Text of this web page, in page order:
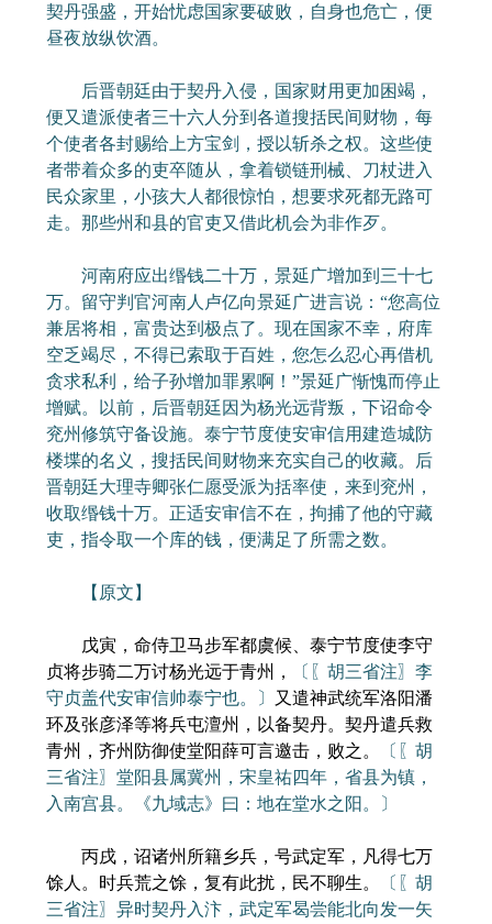
契丹强盛，开始忧虑国家要破败，自身也危亡，便
昼夜放纵饮酒。
后晋朝廷由于契丹入侵，国家财用更加困竭，
便又遣派使者三十六人分到各道搜括民间财物，每
个使者各封赐给上方宝剑，授以斩杀之权。这些使
者带着众多的吏卒随从，拿着锁链刑械、刀杖进入
民众家里，小孩大人都很惊怕，想要求死都无路可
走。那些州和县的官吏又借此机会为非作歹。
河南府应出缗钱二十万，景延广增加到三十七
万。留守判官河南人卢亿向景延广进言说：“您高位
兼居将相，富贵达到极点了。现在国家不幸，府库
空乏竭尽，不得已索取于百姓，您怎么忍心再借机
贪求私利，给子孙增加罪累啊！”景延广惭愧而停止
增赋。以前，后晋朝廷因为杨光远背叛，下诏命令
兖州修筑守备设施。泰宁节度使安审信用建造城防
楼堞的名义，搜括民间财物来充实自己的收藏。后
晋朝廷大理寺卿张仁愿受派为括率使，来到兖州，
收取缗钱十万。正适安审信不在，拘捕了他的守藏
吏，指令取一个库的钱，便满足了所需之数。
【原文】
戊寅，命侍卫马步军都虞候、泰宁节度使李守
贞将步骑二万讨杨光远于青州，
〔〖胡三省注〗李
守贞盖代安审信帅泰宁也。〕
又遣神武统军洛阳潘
环及张彦泽等将兵屯澶州，以备契丹。契丹遣兵救
青州，齐州防御使堂阳薛可言邀击，败之。
〔〖胡
三省注〗堂阳县属冀州，宋皇祐四年，省县为镇，
入南宫县。《九域志》曰：地在堂水之阳。〕
丙戌，诏诸州所籍乡兵，号武定军，凡得七万
馀人。时兵荒之馀，复有此扰，民不聊生。
〔〖胡
三省注〗异时契丹入汴，武定军曷尝能北向发一矢